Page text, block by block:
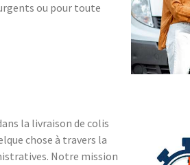
ou pour toute
la livraison de colis
chose à travers la
Notre mission